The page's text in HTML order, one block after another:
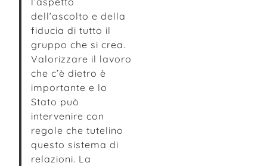
dell’ascolto e della
fiducia di tutto il
gruppo che si crea.
Valorizzare il lavoro
che c’è dietro è
importante e lo
Stato può
intervenire con
regole che tutelino
questo sistema di
relazioni. La